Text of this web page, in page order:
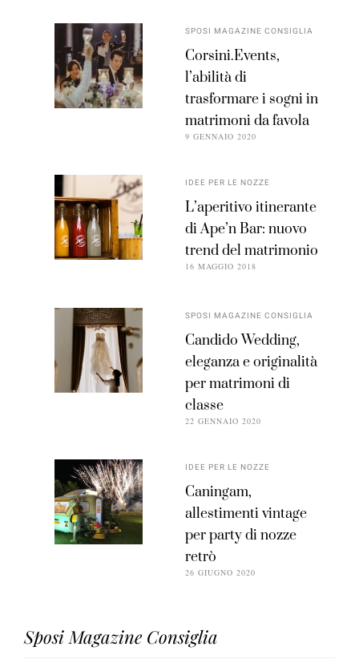
SPOSI MAGAZINE CONSIGLIA
Corsini.Events,
l’abilità di
trasformare i sogni in
matrimoni da favola
9 GENNAIO 2020
IDEE PER LE NOZZE
L’aperitivo itinerante
di Ape’n Bar: nuovo
trend del matrimonio
16 MAGGIO 2018
SPOSI MAGAZINE CONSIGLIA
Candido Wedding,
eleganza e originalità
per matrimoni di
classe
22 GENNAIO 2020
IDEE PER LE NOZZE
Caningam,
allestimenti vintage
per party di nozze
retrò
26 GIUGNO 2020
Sposi Magazine Consiglia